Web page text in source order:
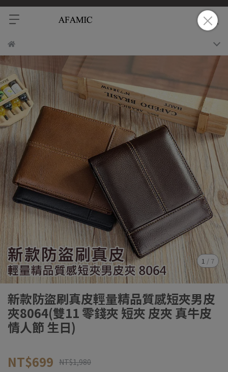
1 / 7
新款防盜刷真皮輕量精品質感短夾男皮
夾8064(雙11 零錢夾 短夾 皮夾 真牛皮
情人節 生日)
NT$699 NT$1,980